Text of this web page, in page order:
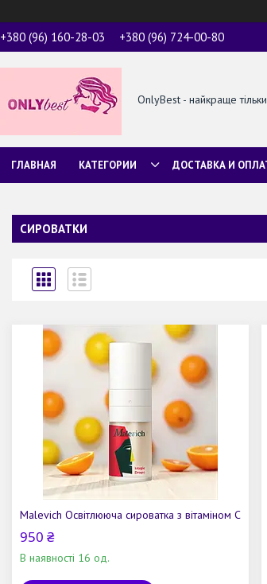
+380 (96) 160-28-03 +380 (96) 724-00-80
OnlyBest - найкраще
ГЛАВНАЯ КАТЕГОРИИ ДОСТАВКА И
СИРОВАТКИ
Malevich Освітлююча сироватка з вітаміном С
950 ₴
В наявності 16 од.